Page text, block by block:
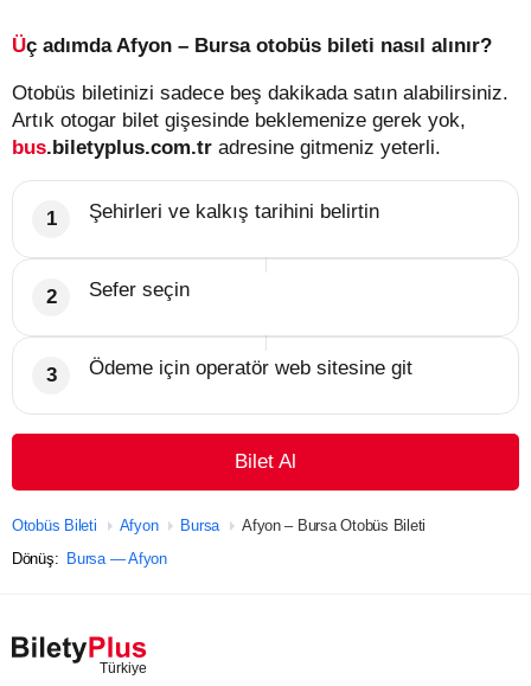
Üç adımda Afyon – Bursa otobüs bileti nasıl alınır?
Otobüs biletinizi sadece beş dakikada satın alabilirsiniz.
Artık otogar bilet gişesinde beklemenize gerek yok,
bus.biletyplus.com.tr adresine gitmeniz yeterli.
Şehirleri ve kalkış tarihini belirtin
Sefer seçin
Ödeme için operatör web sitesine git
Bilet Al
Otobüs Bileti Afyon Bursa
Afyon – Bursa Otobüs Bileti
Dönüş: Bursa — Afyon